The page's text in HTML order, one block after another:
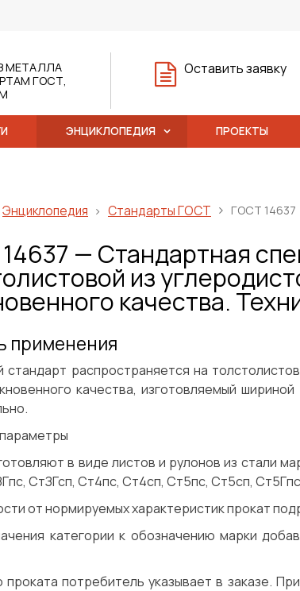
Оставить заявку
МЕТАЛЛА
ГОСТ,
ЭНЦИКЛОПЕДИЯ ПРОЕКТЫ
Энциклопедия Стандарты ГОСТ ГОСТ 14637
— Стандартная
из
качества.
применения
стандарт распространяется на
качества, изготовляемый
в виде листов и рулонов из стали
СтЗГсп, Ст4пс, Ст4сп, Ст5пс, Ст5сп,
от нормируемых характеристик прокат
категории к обозначению марки
проката потребитель указывает в заказе.